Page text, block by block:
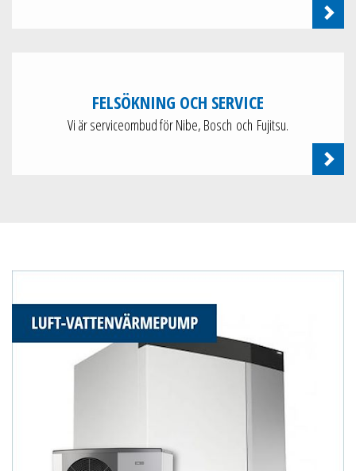
FELSÖKNING OCH SERVICE
Vi är serviceombud för Nibe, Bosch och Fujitsu.